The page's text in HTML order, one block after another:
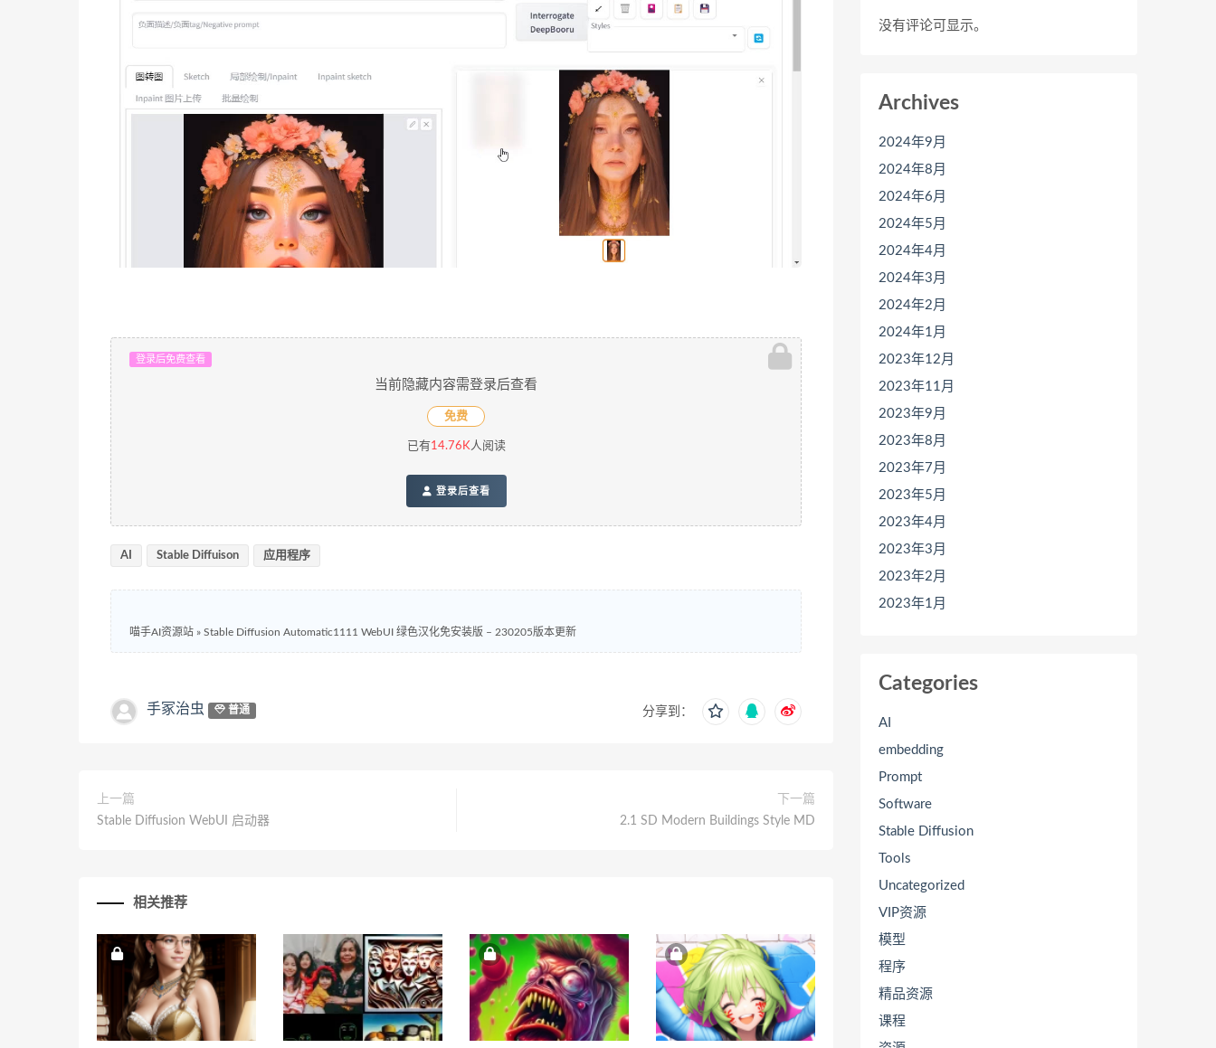
登录后免费查看
当前隐藏内容需登录后查看
免费
已有 14.76K人阅读
登录后查看
AI Stable Diffuison 应用程序
喵手AI资源站 » Stable Diffusion Automatic1111 WebUI 绿色汉化免安装版 – 230205版本更新
手冢治虫 普通 分享到：
上一篇
Stable Diffusion WebUI 启动器
下一篇
2.1 SD Modern Buildings Style MD
相关推荐
没有评论可显示。
Archives
2024年9月
2024年8月
2024年6月
2024年5月
2024年4月
2024年3月
2024年2月
2024年1月
2023年12月
2023年11月
2023年9月
2023年8月
2023年7月
2023年5月
2023年4月
2023年3月
2023年2月
2023年1月
Categories
AI
embedding
Prompt
Software
Stable Diffusion
Tools
Uncategorized
VIP资源
模型
程序
精品资源
课程